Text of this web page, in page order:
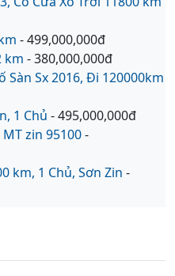
- 499,000,000đ
km - 380,000,000đ
Sàn Sx 2016, Đi 120000km
1 Chủ - 495,000,000đ
zin 95100-
km, 1 Chủ, Sơn Zin -